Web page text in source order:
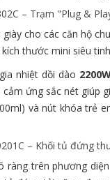
– Trạm "Plug &
cho các căn hộ
thước mini siêu
nhiệt dồi dào
cảm ứng sắc nét giúp
và nút khóa trẻ
– Khối tủ đứng
ràng trên phương